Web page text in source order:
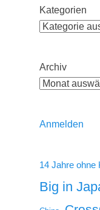
Kategorien
Archiv
Anmelden
14 Jahre ohne
Big in